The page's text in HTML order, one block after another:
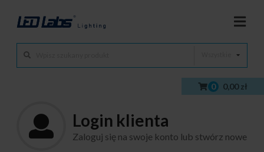
0 0,00 zł
Login klienta
Zaloguj się na swoje konto lub stwórz nowe